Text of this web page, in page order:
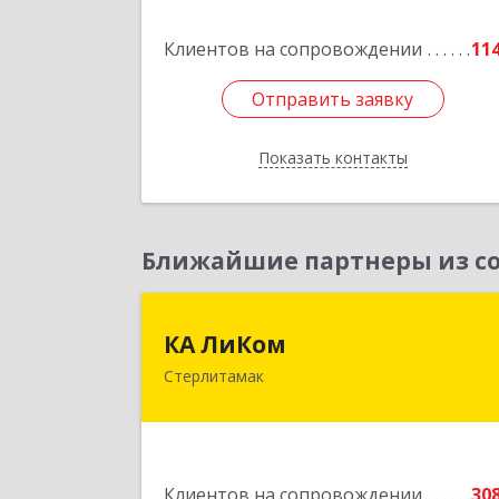
Клиентов на сопровождении
Отправить заявку
Показать контакты
Отправить заявку
Назад
Ближайшие партнеры из
КА ЛиКом
Стерлитамак
453115, Башкортостан Респ, г.о. город